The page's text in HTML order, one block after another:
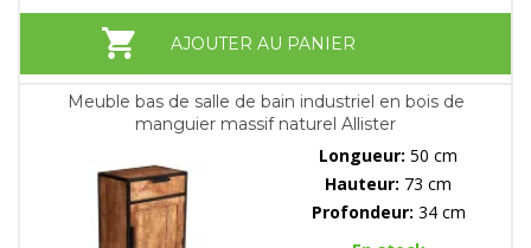
AJOUTER AU PANIER
Meuble bas de salle de bain industriel en bois de
manguier massif naturel Allister
Longueur: 50 cm
Hauteur: 73 cm
Profondeur: 34 cm